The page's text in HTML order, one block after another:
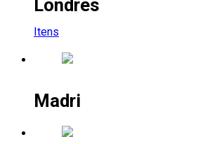
Londres
Itens
Madri